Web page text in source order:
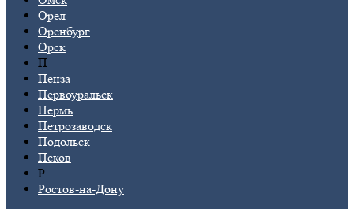
Орел
Оренбург
Орск
П
Пенза
Первоуральск
Пермь
Петрозаводск
Подольск
Псков
Р
Ростов-на-Дону